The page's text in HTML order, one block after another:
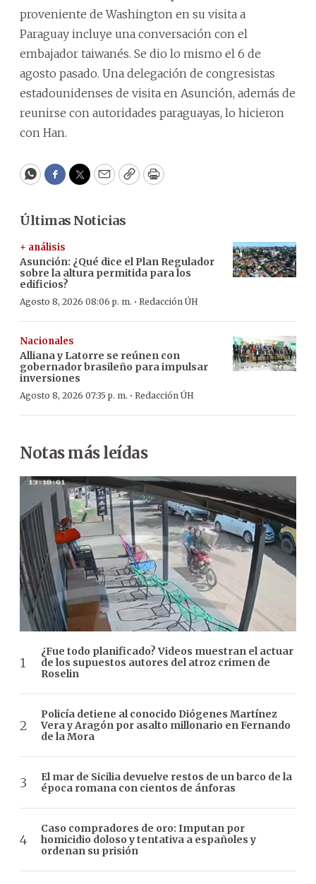
proveniente de Washington en su visita a
Paraguay incluye una conversación con el
embajador taiwanés. Se dio lo mismo el 6 de
agosto pasado. Una delegación de congresistas
estadounidenses de visita en Asunción, además de
reunirse con autoridades paraguayas, lo hicieron
con Han.
WhatsApp
Facebook
Twitter
EmailCopyPrint
Últimas Noticias
+ análisis
Asunción: ¿Qué dice el Plan Regulador
sobre la altura permitida para los
edificios?
Agosto 8, 2026 08:06 p. m. · Redacción ÚH
Nacionales
Alliana y Latorre se reúnen con
gobernador brasileño para impulsar
inversiones
Agosto 8, 2026 07:35 p. m. · Redacción ÚH
Notas más leídas
¿Fue todo planificado? Videos muestran el actuar
de los supuestos autores del atroz crimen de
Roselin
Policía detiene al conocido Diógenes Martínez
Vera y Aragón por asalto millonario en Fernando
de la Mora
El mar de Sicilia devuelve restos de un barco de la
época romana con cientos de ánforas
Caso compradores de oro: Imputan por
homicidio doloso y tentativa a españoles y
ordenan su prisión